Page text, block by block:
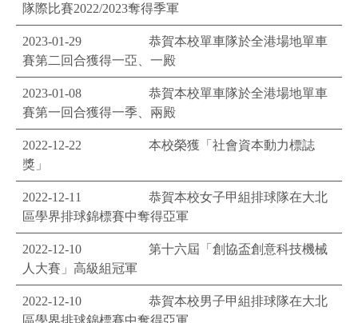
隊際比賽2022/2023奪得季軍
2023-01-29
恭賀本校單車隊於全港場地單車
賽第二回合獲得一亞、一殿
2023-01-08
恭賀本校單車隊於全港場地單車
賽第一回合獲得一季、兩殿
2022-12-22
本校榮獲「社會資本動力標誌
獎」
2022-12-11
恭賀本校女子甲組排球隊在大北
區學界排球錦標賽中奪得亞軍
2022-12-10
第十六屆「創協盃創意科技機械
人大賽」高級組冠軍
2022-12-10
恭賀本校男子甲組排球隊在大北
區學界排球錦標賽中奪得亞軍